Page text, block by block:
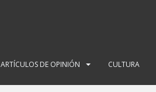
ARTÍCULOS DE OPINIÓN CULTURA